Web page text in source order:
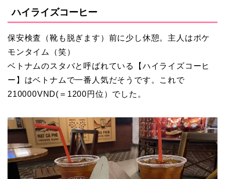
ハイライズコーヒー
保安検査（靴も脱ぎます）前に少し休憩。主人はポケ
モンタイム（笑）
ベトナムのスタバと呼ばれている【ハイライズコーヒ
ー】はベトナムで一番人気だそうです。これで
210000VND(＝1200円位）でした。